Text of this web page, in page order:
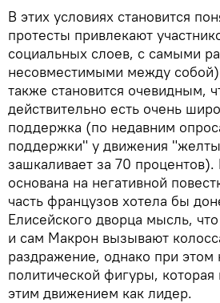
В этих условиях становится
протесты привлекают
социальных слоев, с самыми
несовместимыми между
также становится очевидным,
действительно есть очень
поддержка (по недавним
поддержки" у движения
зашкаливает за 70
основана на негативной
часть французов хотела бы
Елисейского дворца мысль,
и сам Макрон вызывают
раздражение, однако при этом
политической фигуры,
этим движением как лидер.